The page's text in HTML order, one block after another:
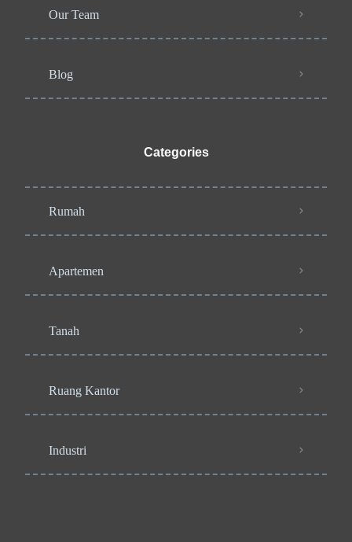
Our Team
Blog
Categories
Rumah
Apartemen
Tanah
Ruang Kantor
Industri